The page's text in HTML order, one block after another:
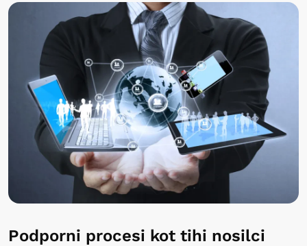
Podporni procesi kot tihi nosilci